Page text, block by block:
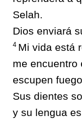
Selah.
Dios enviará
4 Mi vida está
me encuentro
escupen
Sus dientes
y su lengua